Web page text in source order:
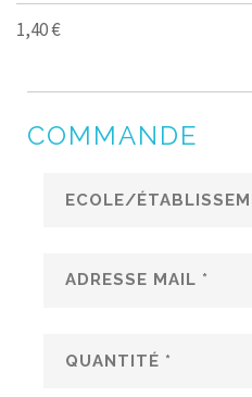
1,40 €
COMMANDE